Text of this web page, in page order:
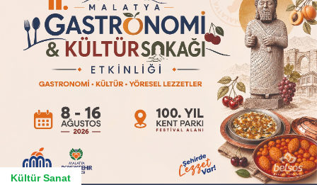
Kültür Sanat